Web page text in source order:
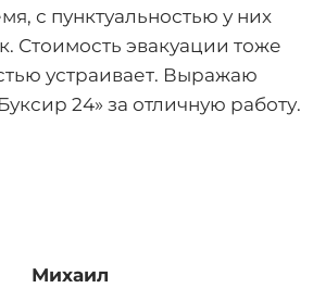
с пунктуальностью у них
Стоимость эвакуации тоже
устраивает. Выражаю
24» за отличную работу.
Михаил